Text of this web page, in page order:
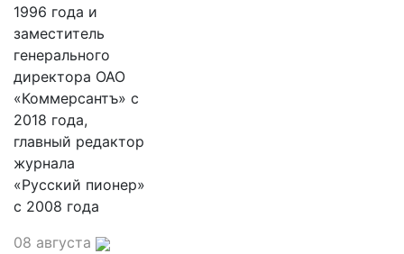
1996 года и
заместитель
генерального
директора ОАО
«Коммерсантъ» с
2018 года,
главный редактор
журнала
«Русский пионер»
с 2008 года
08 августа